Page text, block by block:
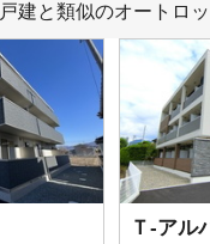
建と類似のオートロ
Ｔ-ア